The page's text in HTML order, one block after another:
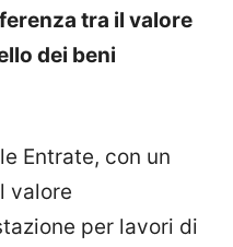
tra il valore
dei beni
Entrate, con un
valore
per lavori di